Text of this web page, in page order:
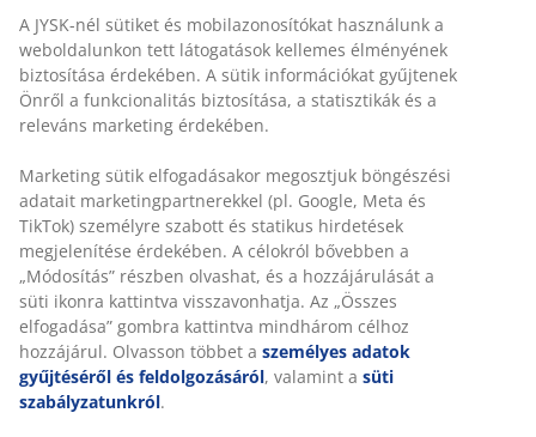
OEKO-TEX® STANDARD 100: Káros anyagokra
tesztelve
Rugalmas sarokpántok
A rugalmas sarokpántok segítenek megakadályozni,
hogy a matracvédő elcsússzon vagy összegyűrődjön
éjszaka.
Mosható
A matracvédő 60°C-on mosógépben mosható, így friss
és tiszta marad. A 60°C-on vagy annál magasabb
hőmérsékleten történő mosás eltávolítja a
nemkívánatos poratkákat az anyagból.
Poliészter szövet
A poliészter egy tartós szövet, amely könnyen
tisztítható és hosszú távon is jól bírja a terhelést, még
A JYSK-nél sütiket és mobilazonosítókat használunk a
weboldalunkon tett látogatások kellemes élményének
biztosítása érdekében. A sütik információkat gyűjtenek
Önről a funkcionalitás biztosítása, a statisztikák és a
releváns marketing érdekében.
Marketing sütik elfogadásakor megosztjuk böngészési
adatait marketingpartnerekkel (pl. Google, Meta és
TikTok) személyre szabott és statikus hirdetések
megjelenítése érdekében. A célokról bővebben a
„Módosítás” részben olvashat, és a hozzájárulását a
süti ikonra kattintva visszavonhatja. Az „Összes
elfogadása” gombra kattintva mindhárom célhoz
hozzájárul. Olvasson többet a személyes adatok
gyűjtéséről és feldolgozásáról, valamint a süti
szabályzatunkról.